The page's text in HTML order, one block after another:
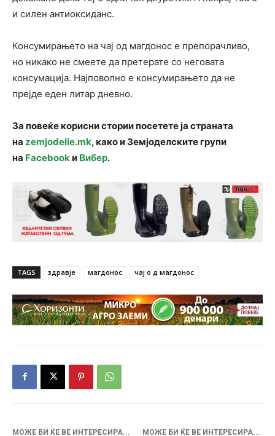
и силен антиоксиданс.
Консумирањето на чај од магдонос е препорачливо,
но никако не смеете да претерате со неговата
консумација. Најповолно е консумирањето да не
прејде еден литар дневно.
За повеќе корисни стории посетете ја страната
на zemjodelie.mk, како и Земјоделските групи
на Facebookи Вибер.
TAGS здравје магдонос чај о д магдонос
МОЖЕ БИ ЌЕ ВЕ ИНТЕРЕСИРА... МОЖЕ БИ ЌЕ ВЕ ИНТЕРЕСИРА...